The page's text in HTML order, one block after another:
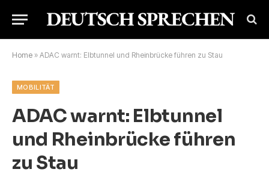
Home » ADAC warnt: Elbtunnel und Rheinbrücke führen zu Stau
MOBILITÄT
ADAC warnt: Elbtunnel
und Rheinbrücke führen
zu Stau